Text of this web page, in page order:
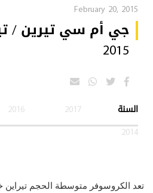
February 20, 2015
جي أم سي تيرين /
2015
السنة 2017
2016
2014
تعد الكروسوفر متوسطة الحجم تيراين